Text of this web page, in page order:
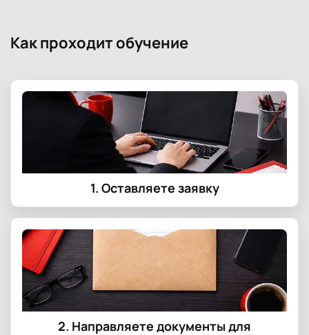
Как проходит обучение
1. Оставляете заявку
2. Направляете документы для